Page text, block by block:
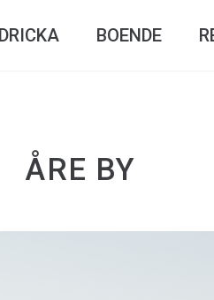
BOENDE
ÅRE BY